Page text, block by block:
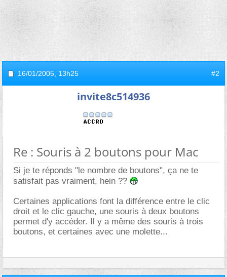
16/01/2005, 13h25 #2
invite8c514936
Re : Souris à 2 boutons pour Mac
Si je te réponds "le nombre de boutons", ça ne te
satisfait pas vraiment, hein ??
Certaines applications font la différence entre le clic
droit et le clic gauche, une souris à deux boutons
permet d'y accéder. Il y a même des souris à trois
boutons, et certaines avec une molette...